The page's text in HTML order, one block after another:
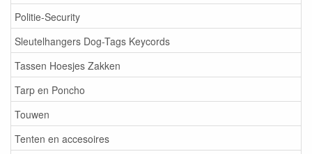
Politie-Security
Sleutelhangers Dog-Tags Keycords
Tassen Hoesjes Zakken
Tarp en Poncho
Touwen
Tenten en accesoires